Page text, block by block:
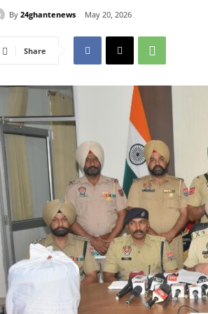
By 24ghantenews May 20, 2026
Share